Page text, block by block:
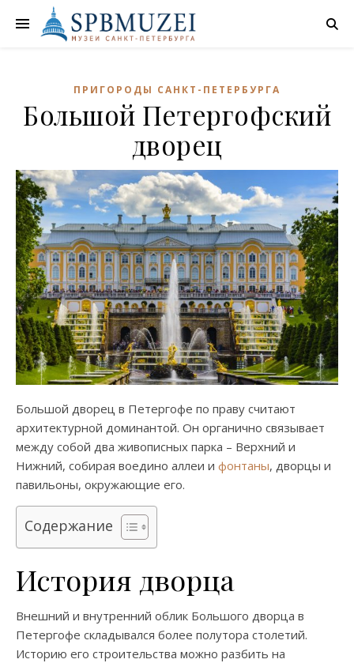
ПРИГОРОДЫ САНКТ-ПЕТЕРБУРГА
Большой Петергофский
дворец
Большой дворец в Петергофе по праву считают
архитектурной доминантой. Он органично связывает
между собой два живописных парка – Верхний и
Нижний, собирая воедино аллеи и фонтаны, дворцы и
павильоны, окружающие его.
Содержание
История дворца
Внешний и внутренний облик Большого дворца в
Петергофе складывался более полутора столетий.
Историю его строительства можно разбить на